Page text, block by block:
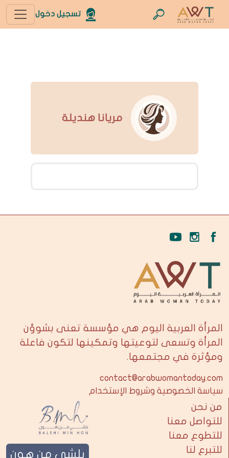
تسجيل دخول
مريانا هنديلة
المرأة العربية اليوم هي مؤسسة تعنى بشوؤن
المرأة وتسعى لتوعيتها وتمكينها لتكون فاعلة
ومؤثرة في مجتمعها.
contact@arabwomantoday.com
سياسة الخصوصية وشروط الإستخدام
من نحن
للتواصل معنا
للتطوع معنا
للتبرع لنا
بلشي من هون